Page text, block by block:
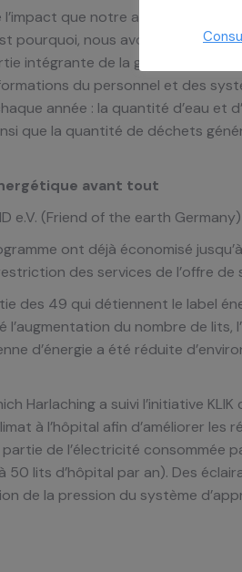
l’impact que notre activité peut
pourquoi, nous avons décidé
intégrante de la gestion, avec
du personnel et des
année : la quantité d’eau et
que la quantité de déchets
avant tout
e.V. (Friend of the earth
ont déjà économisé
des services de l’offre
des 49 qui détiennent le label
l’augmentation du nombre de lits,
d’énergie a été réduite
Harlaching a suivi l’initiative
à l’hôpital afin d’améliorer les
de l’électricité consommée
50 lits d’hôpital par an). Des
de la pression du système